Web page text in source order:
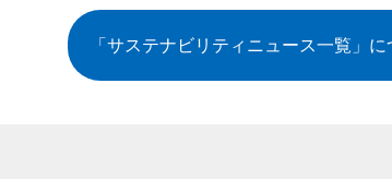
「サステナビリティニュース一覧」 に